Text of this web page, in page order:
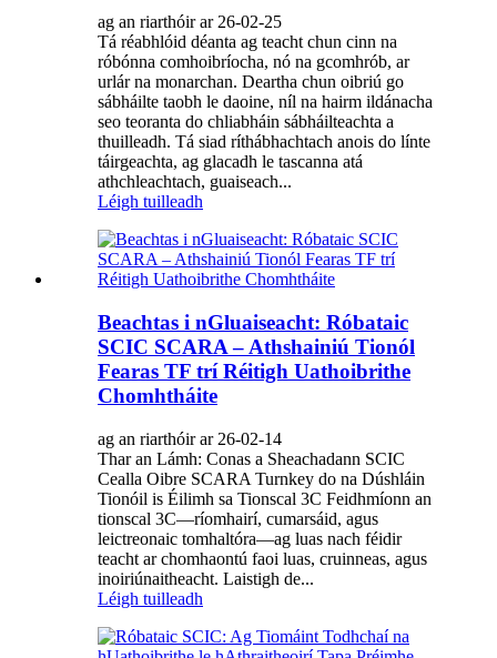
ag an riarthóir ar 26-02-25
Tá réabhlóid déanta ag teacht chun cinn na
róbónna comhoibríocha, nó na gcomhrób, ar
urlár na monarchan. Deartha chun oibriú go
sábháilte taobh le daoine, níl na hairm ildánacha
seo teoranta do chliabháin sábháilteachta a
thuilleadh. Tá siad ríthábhachtach anois do línte
táirgeachta, ag glacadh le tascanna atá
athchleachtach, guaiseach...
Léigh tuilleadh
Beachtas i nGluaiseacht: Róbataic
SCIC SCARA – Athshainiú Tionól
Fearas TF trí Réitigh Uathoibrithe
Chomhtháite
ag an riarthóir ar 26-02-14
Thar an Lámh: Conas a Sheachadann SCIC
Cealla Oibre SCARA Turnkey do na Dúshláin
Tionóil is Éilimh sa Tionscal 3C Feidhmíonn an
tionscal 3C—ríomhairí, cumarsáid, agus
leictreonaic tomhaltóra—ag luas nach féidir
teacht ar chomhaontú faoi luas, cruinneas, agus
inoiriúnaitheacht. Laistigh de...
Léigh tuilleadh